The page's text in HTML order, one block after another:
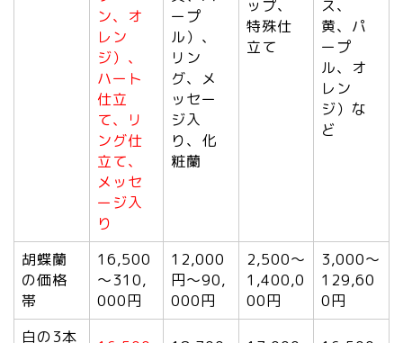
ン、オ
レン
ジ）、
ハート
仕立
て、リ
ング仕
立て、
メッセ
ージ入
り
ープ
ル）、
リン
グ、メ
ッセー
ジ入
り、化
粧蘭
ップ、
特殊仕
立て
ス、
黄、パ
ープ
ル、オ
レン
ジ）な
ど
胡蝶蘭
の価格
帯
16,500
～310,
000円
12,000
円～90,
000円
2,500～
1,400,0
00円
3,000～
129,60
0円
白の3本